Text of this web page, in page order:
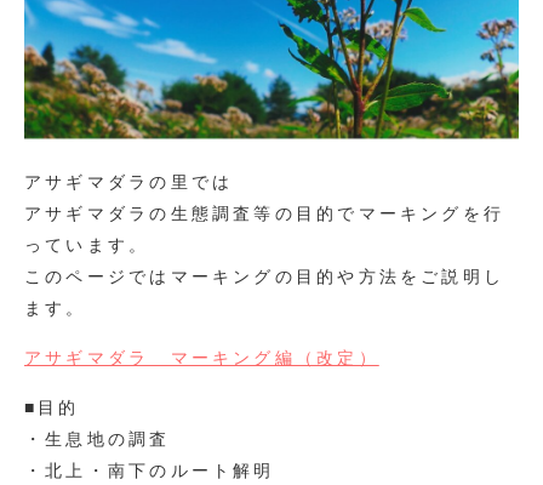
アサギマダラの里では
アサギマダラの生態調査等の目的でマーキングを行
っています。
このページではマーキングの目的や方法をご説明し
ます。
アサギマダラ マーキング編（改定）
■目的
・生息地の調査
・北上・南下のルート解明